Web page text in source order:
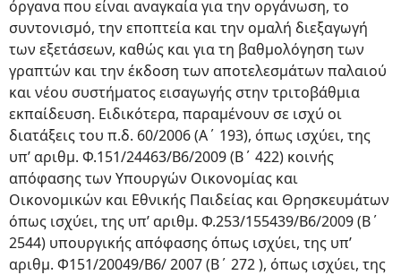
όργανα που είναι αναγκαία για την οργάνωση, το
συντονισμό, την εποπτεία και την ομαλή διεξαγωγή
των εξετάσεων, καθώς και για τη βαθμολόγηση των
γραπτών και την έκδοση των αποτελεσμάτων παλαιού
και νέου συστήματος εισαγωγής στην τριτοβάθμια
εκπαίδευση. Ειδικότερα, παραμένουν σε ισχύ οι
διατάξεις του π.δ. 60/2006 (Α΄ 193), όπως ισχύει, της
υπ’ αριθμ. Φ.151/24463/Β6/2009 (Β΄ 422) κοινής
απόφασης των Υπουργών Οικονομίας και
Οικονομικών και Εθνικής Παιδείας και Θρησκευμάτων
όπως ισχύει, της υπ’ αριθμ. Φ.253/155439/Β6/2009 (Β΄
2544) υπουργικής απόφασης όπως ισχύει, της υπ’
αριθμ. Φ151/20049/Β6/ 2007 (Β΄ 272 ), όπως ισχύει, της